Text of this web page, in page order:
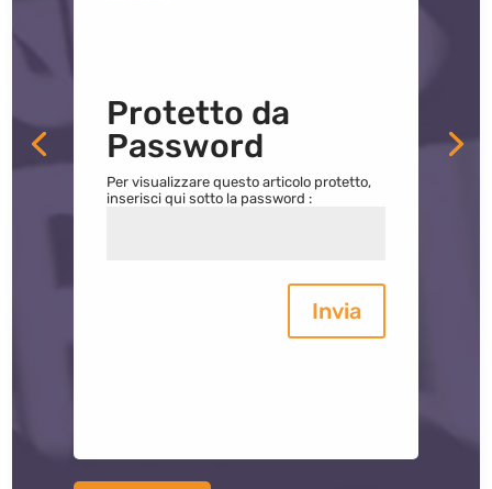
Protetto da
Password
Per visualizzare questo articolo protetto,
inserisci qui sotto la password :
Invia